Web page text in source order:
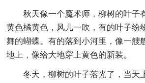
秋天像一个魔术师，柳树的叶子
黄色橘黄色，风儿一吹，有的叶子纷
舞的蝴蝶。有的落到小河里，像一艘
地上，像给大地穿上黄色的新装。
冬天，柳树的叶子落光了，当天